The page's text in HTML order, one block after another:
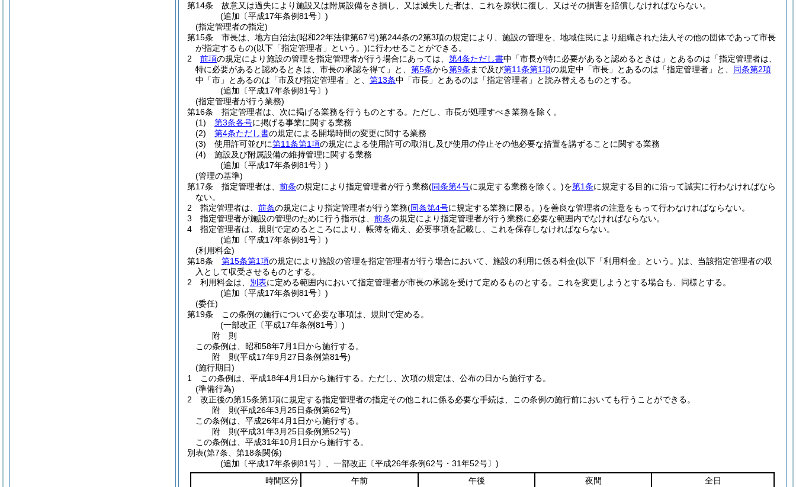
第14条
故意又は過失により施設又は附属設備をき損し、又は滅失した者は、これを原状に復し、又はその損害を賠償しなければならない。
(追加〔平成17年条例81号〕)
(指定管理者の指定)
第15条
市長は、地方自治法(昭和22年法律第67号)第244条の2第3項の規定により、施設の管理を、地域住民により組織された法人その他の団体であって市長
が指定するもの(以下「指定管理者」という。)に行わせることができる。
2
前項の規定により施設の管理を指定管理者が行う場合にあっては、 第4条ただし書中「市長が特に必要があると認めるときは」とあるのは「指定管理者は、
特に必要があると認めるときは、市長の承認を得て」と、 第5条から第9条 まで及び第11条第1項の規定中「市長」とあるのは「指定管理者」と、 同条第2項
中「市」とあるのは「市及び指定管理者」と、 第13条中「市長」とあるのは「指定管理者」と読み替えるものとする。
(追加〔平成17年条例81号〕)
(指定管理者が行う業務)
第16条
指定管理者は、次に掲げる業務を行うものとする。 ただし、市長が処理すべき業務を除く。
(1)
第3条各号に掲げる事業に関する業務
(2)
第4条ただし書の規定による開場時間の変更に関する業務
(3)
使用許可並びに第11条第1項の規定による使用許可の取消し及び使用の停止その他必要な措置を講ずることに関する業務
(4)
施設及び附属設備の維持管理に関する業務
(追加〔平成17年条例81号〕)
(管理の基準)
第17条
指定管理者は、 前条の規定により指定管理者が行う業務(同条第4号に規定する業務を除く。)を第1条に規定する目的に沿って誠実に行わなければなら
ない。
2
指定管理者は、 前条の規定により指定管理者が行う業務(同条第4号に規定する業務に限る。)を善良な管理者の注意をもって行わなければならない。
3
指定管理者が施設の管理のために行う指示は、 前条の規定により指定管理者が行う業務に必要な範囲内でなければならない。
4
指定管理者は、規則で定めるところにより、帳簿を備え、必要事項を記載し、これを保存しなければならない。
(追加〔平成17年条例81号〕)
(利用料金)
第18条
第15条第1項の規定により施設の管理を指定管理者が行う場合において、施設の利用に係る料金(以下「利用料金」という。)は、当該指定管理者の収
入として収受させるものとする。
2
利用料金は、 別表に定める範囲内において指定管理者が市長の承認を受けて定めるものとする。
これを変更しようとする場合も、同様とする。
(追加〔平成17年条例81号〕)
(委任)
第19条
この条例の施行について必要な事項は、規則で定める。
(一部改正〔平成17年条例81号〕)
附 則
この条例は、昭和58年7月1日から施行する。
附 則(平成17年9月27日条例第81号)
(施行期日)
1
この条例は、平成18年4月1日から施行する。 ただし、次項の規定は、公布の日から施行する。
(準備行為)
2
改正後の第15条第1項に規定する指定管理者の指定その他これに係る必要な手続は、この条例の施行前においても行うことができる。
附 則(平成26年3月25日条例第62号)
この条例は、平成26年4月1日から施行する。
附 則(平成31年3月25日条例第52号)
この条例は、平成31年10月1日から施行する。
別表(第7条、第18条関係)
(追加〔平成17年条例81号〕、一部改正〔平成26年条例62号・31年52号〕)
時間区分
午前 午後 夜間 全日